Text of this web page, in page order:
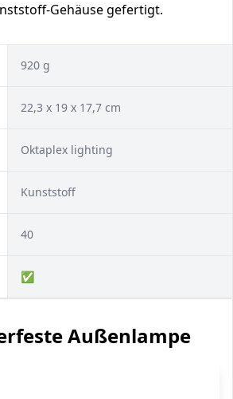
Gehäuse gefertigt.
920 g
22,3 x 19 x 17,7 cm
Oktaplex lighting
Kunststoff
40
✅
Außenlampe